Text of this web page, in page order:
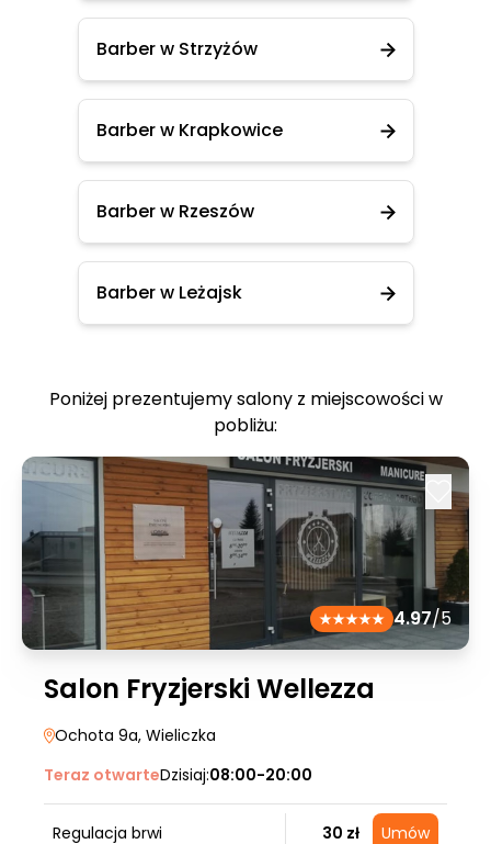
Barber w Strzyżów
Barber w Krapkowice
Barber w Rzeszów
Barber w Leżajsk
Poniżej prezentujemy salony z miejscowości w
pobliżu:
4.97/5
Salon Fryzjerski Wellezza
Ochota 9a, Wieliczka
Teraz otwarteDzisiaj:08:00-20:00
Regulacja brwi 30 zł Umów